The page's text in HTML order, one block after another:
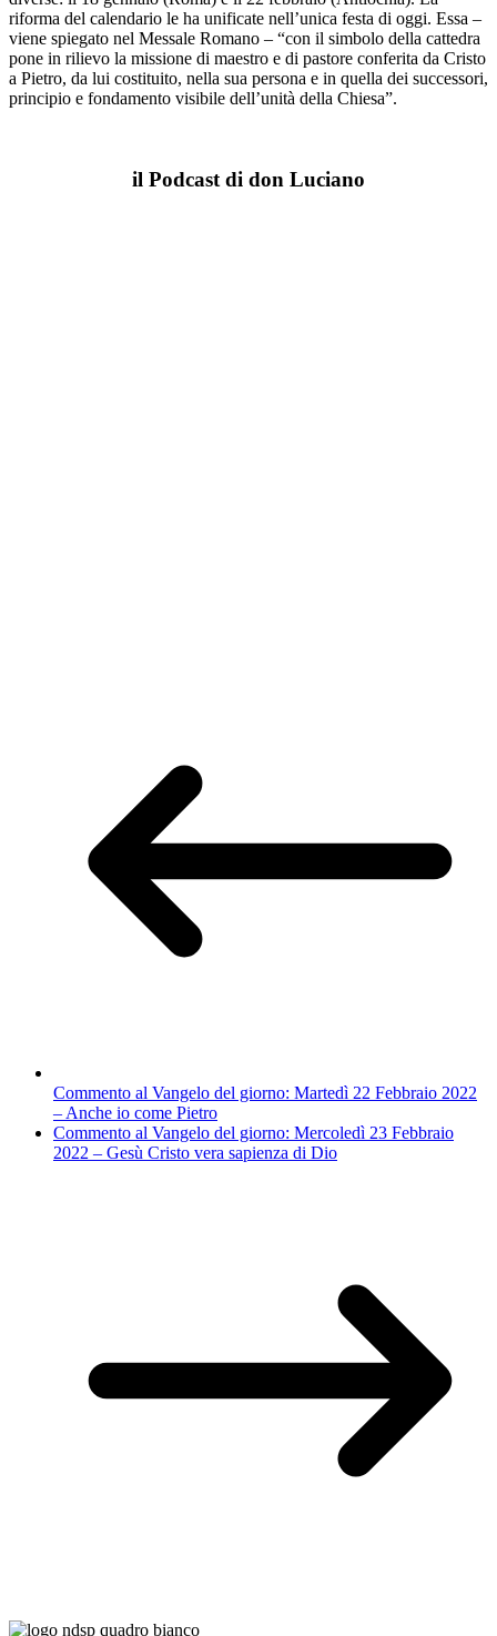
riforma del calendario le ha unificate nell’unica festa di oggi. Essa –
viene spiegato nel Messale Romano – “con il simbolo della cattedra
pone in rilievo la missione di maestro e di pastore conferita da Cristo
a Pietro, da lui costituito, nella sua persona e in quella dei successori,
principio e fondamento visibile dell’unità della Chiesa”.
il Podcast di don Luciano
Commento al Vangelo del giorno: Martedì 22 Febbraio 2022
– Anche io come Pietro
Commento al Vangelo del giorno: Mercoledì 23 Febbraio
2022 – Gesù Cristo vera sapienza di Dio